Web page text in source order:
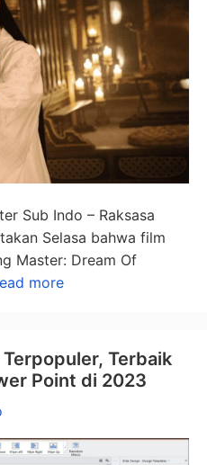
Sub Indo – Raksasa
Selasa bahwa film
Master: Dream Of
more
Terbaik
Point di 2023